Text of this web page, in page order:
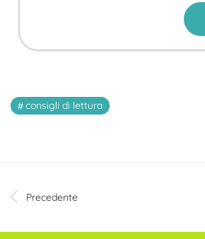
consigli di lettura
Precedente